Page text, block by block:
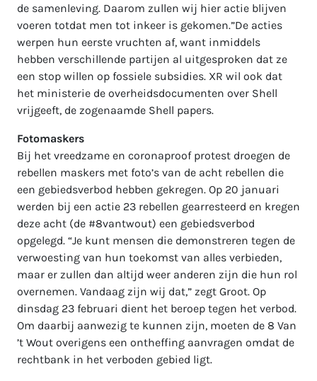
de samenleving. Daarom zullen wij hier actie blijven
voeren totdat men tot inkeer is gekomen.”De acties
werpen hun eerste vruchten af, want inmiddels
hebben verschillende partijen al uitgesproken dat ze
een stop willen op fossiele subsidies. XR wil ook dat
het ministerie de overheidsdocumenten over Shell
vrijgeeft, de zogenaamde Shell papers.
Fotomaskers
Bij het vreedzame en coronaproof protest droegen de
rebellen maskers met foto’s van de acht rebellen die
een gebiedsverbod hebben gekregen. Op 20 januari
werden bij een actie 23 rebellen gearresteerd en kregen
deze acht (de #8vantwout) een gebiedsverbod
opgelegd. “Je kunt mensen die demonstreren tegen de
verwoesting van hun toekomst van alles verbieden,
maar er zullen dan altijd weer anderen zijn die hun rol
overnemen. Vandaag zijn wij dat,” zegt Groot. Op
dinsdag 23 februari dient het beroep tegen het verbod.
Om daarbij aanwezig te kunnen zijn, moeten de 8 Van
’t Wout overigens een ontheffing aanvragen omdat de
rechtbank in het verboden gebied ligt.